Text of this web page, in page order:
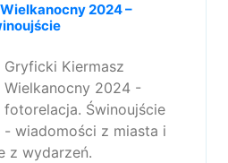
2024 –
Gryficki Kiermasz
Wielkanocny 2024 -
fotorelacja. Świnoujście
- wiadomości z miasta i
z wydarzeń.